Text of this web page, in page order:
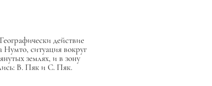
действие
ситуация вокруг
землях, и в зону
В. Пяк и С. Пяк.